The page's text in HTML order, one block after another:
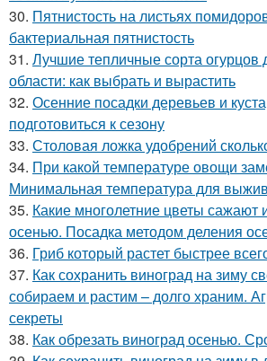
30. Пятнистость на листьях
бактериальная пятнистость
31. Лучшие тепличные сорта огурцов
области: как выбрать и вырастить
32. Осенние посадки деревьев и
подготовиться к сезону
33. Столовая ложка удобрений
34. При какой температуре овощи
Минимальная температура для
35. Какие многолетние цветы сажают
осенью. Посадка методом деления
36. Гриб который растет быстрее
37. Как сохранить виноград на зиму
собираем и растим – долго храним.
секреты
38. Как обрезать виноград осенью.